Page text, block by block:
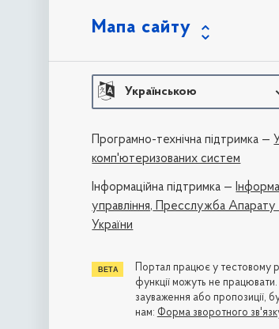
Мапа сайту
Українською
Програмно-технічна підтримка —
комп'ютеризованих систем
Iнформаційна підтримка —
управління, Пресслужба Апарату
України
Портал працює у тестовому
функції можуть не
зауваження або пропозиції,
нам: Форма зворотного